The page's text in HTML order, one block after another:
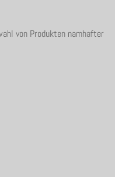
von Produkten namhafter